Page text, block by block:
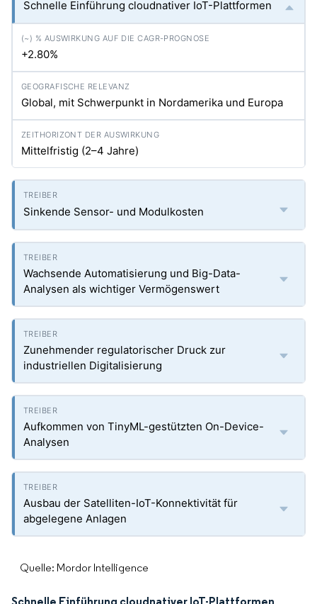
Schnelle Einführung cloudnativer IoT-Plattformen
+2.80%
Global, mit Schwerpunkt in Nordamerika und Europa
Mittelfristig (2–4 Jahre)
Sinkende Sensor- und Modulkosten
Wachsende Automatisierung und Big-Data-
Analysen als wichtiger Vermögenswert
Zunehmender regulatorischer Druck zur
industriellen Digitalisierung
Aufkommen von TinyML-gestützten On-Device-
Analysen
Ausbau der Satelliten-IoT-Konnektivität für
abgelegene Anlagen
Quelle: Mordor Intelligence
Schnelle Einführung cloudnativer IoT-Plattformen